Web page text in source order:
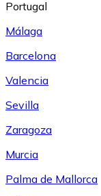
Portugal
Málaga
Barcelona
Valencia
Sevilla
Zaragoza
Murcia
Palma de Mallorca